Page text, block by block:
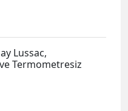
Lussac,
Termometresiz